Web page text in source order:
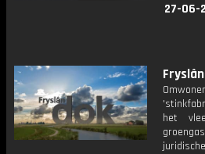
27-06-
het